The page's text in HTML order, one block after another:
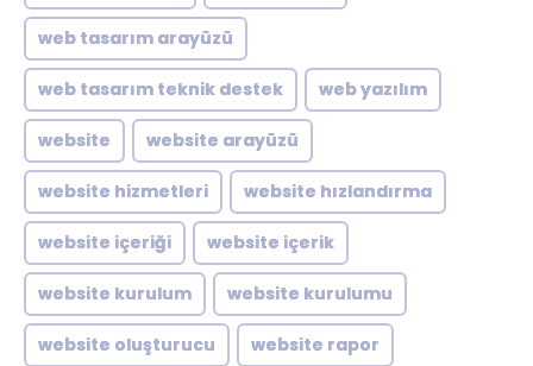
web tasarım arayüzü
web tasarım teknik destek web yazılım
website website arayüzü
website hizmetleri website hızlandırma
website içeriği website içerik
website kurulum website kurulumu
website oluşturucu website rapor